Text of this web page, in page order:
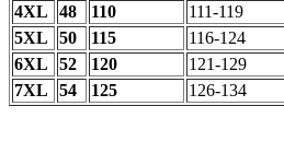
4XL
48 110
111-119
5XL
50 115
116-124
6XL
52 120
121-129
7XL
54 125 126-134